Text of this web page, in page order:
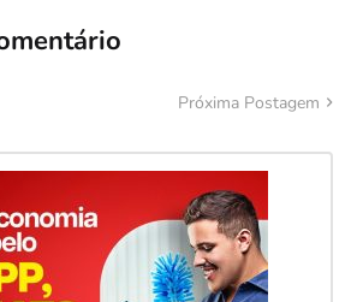
Próxima Postagem